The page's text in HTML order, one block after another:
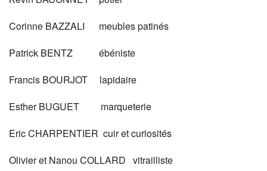
Corinne BAZZALI meubles patinés
Patrick BENTZ ébéniste
Francis BOURJOT lapidaire
Esther BUGUET marqueterie
Eric CHARPENTIER cuir et curiosités
Olivier et Nanou COLLARD vitrailliste